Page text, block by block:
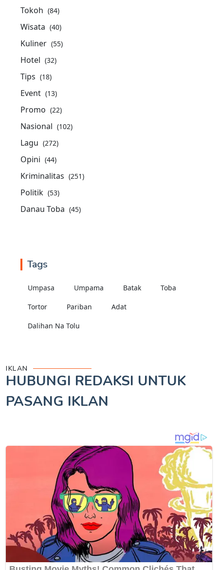
Tokoh (84)
Wisata (40)
Kuliner (55)
Hotel (32)
Tips (18)
Event (13)
Promo (22)
Nasional (102)
Lagu (272)
Opini (44)
Kriminalitas (251)
Politik (53)
Danau Toba (45)
Tags
Umpasa Umpama Batak Toba
Tortor Pariban Adat
Dalihan Na Tolu
IKLAN
HUBUNGI REDAKSI UNTUK
PASANG IKLAN